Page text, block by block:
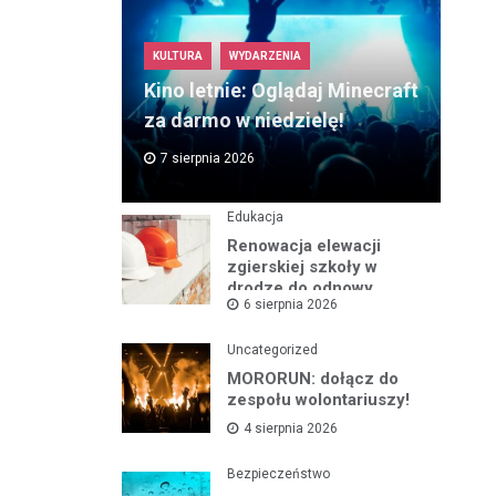
KULTURA WYDARZENIA
Kino letnie: Oglądaj Minecraft
za darmo w niedzielę!
7 sierpnia 2026
Edukacja
Renowacja elewacji
zgierskiej szkoły w
drodze do odnowy
zabytku
6 sierpnia 2026
Uncategorized
MORORUN: dołącz do
zespołu wolontariuszy!
4 sierpnia 2026
Bezpieczeństwo